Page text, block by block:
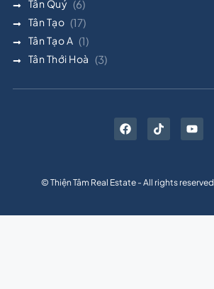
Tân Quý (6)
Tân Tạo (17)
Tân Tạo A (1)
Tân Thới Hoà (3)
© Thiện Tâm Real Estate - All rights reserved